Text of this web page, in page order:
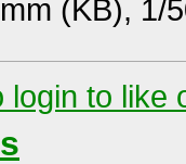
(KB), 1/
login to like